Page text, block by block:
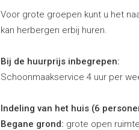
Voor grote groepen kunt u het
kan herbergen erbij huren.
Bij de huurprijs inbegrepen:
Schoonmaakservice 4 uur per
Indeling van het huis (6
Begane grond: grote open